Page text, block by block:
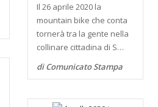
Il 26 aprile 2020 la
mountain bike che conta
tornerà tra la gente nella
collinare cittadina di S…
di Comunicato Stampa